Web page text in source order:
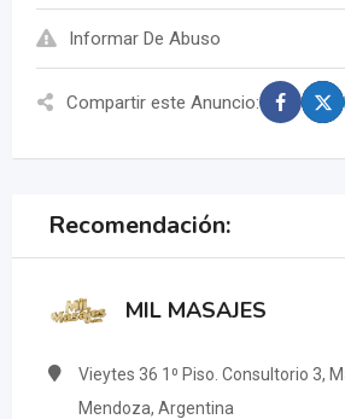
Informar De Abuso
Compartir este Anuncio:
Recomendación:
MIL MASAJES
Vieytes 36 1⁰ Piso. Consultorio 3,
Mendoza, Argentina